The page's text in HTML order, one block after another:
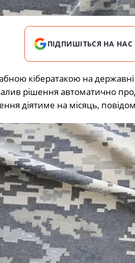
ПІДПИШІТЬСЯ НА НАС
кібератакою на
рішення автоматично
діятиме на місяць,